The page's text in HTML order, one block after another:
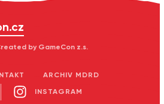
by GameCon z.s.
ARCHIV MDRD
INSTAGRAM